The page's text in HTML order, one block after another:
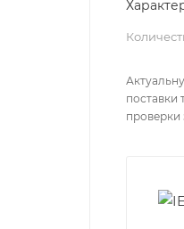
поставки
проверки